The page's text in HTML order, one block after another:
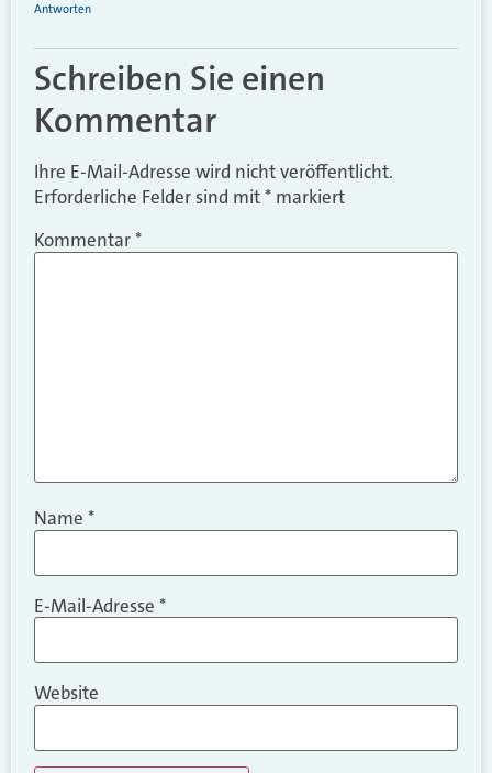
Antworten
Schreiben Sie einen
Kommentar
Ihre E-Mail-Adresse wird nicht veröffentlicht.
Erforderliche Felder sind mit* markiert
Kommentar*
Name *
E-Mail-Adresse *
Website